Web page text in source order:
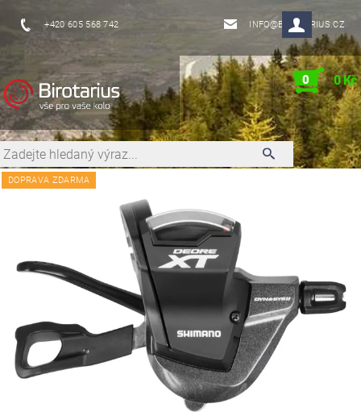
+420 605 568 742 INFO@BIROTARIUS.CZ
0 0 Kč
DOPRAVA ZDARMA